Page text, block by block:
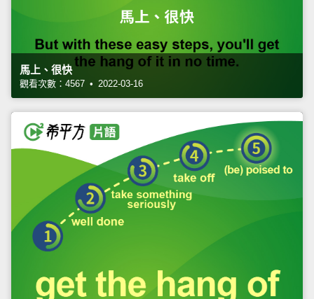
馬上、很快
觀看次數：4567 • 2022-03-16